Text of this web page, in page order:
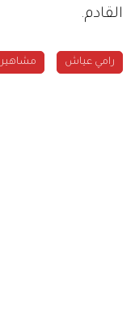
القادم.
رامي عياش مشاهير